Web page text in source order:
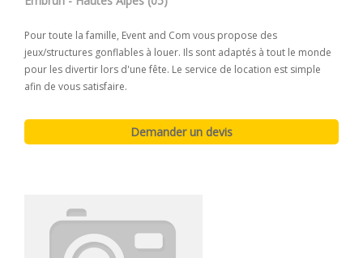
Pour toute la famille, Event and Com vous propose des
jeux/structures gonflables à louer. Ils sont adaptés à tout le monde
pour les divertir lors d'une fête. Le service de location est simple
afin de vous satisfaire.